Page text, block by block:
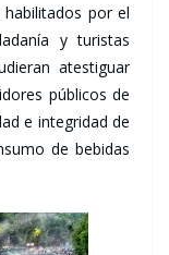
por el
y turistas
atestiguar
públicos de
e integridad de
de bebidas